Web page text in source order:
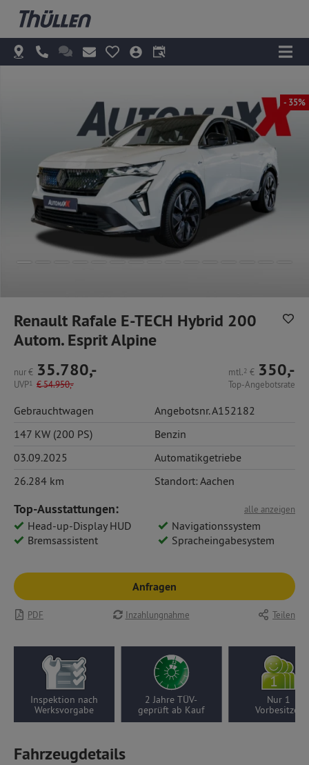
- 35%
Renault Rafale E-TECH Hybrid 200
Autom. Esprit Alpine
nur€ 35.780,-
UVP1 €54.950,-
mtl.2 € 350,-
Top-Angebotsrate
Gebrauchtwagen
Angebotsnr. A152182
147 KW (200 PS)
Benzin
03.09.2025
Automatikgetriebe
26.284 km
Standort: Aachen
alle anzeigen
Top-Ausstattungen:
Head-up-Display HUD
Navigationssystem
Bremsassistent
Spracheingabesystem
Anfragen
PDF Inzahlungnahme Teilen
Inspektion nach
Werksvorgabe
2 Jahre TÜV-
geprüft ab Kauf
Vorbesitzer
Fahrzeugdetails